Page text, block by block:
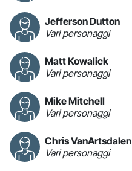
Jefferson Dutton
Vari personaggi
Matt Kowalick
Vari personaggi
Mike Mitchell
Vari personaggi
Chris VanArtsdalen
Vari personaggi